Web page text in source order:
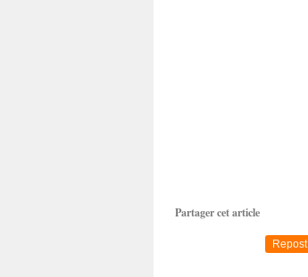
Partager cet article
Repost